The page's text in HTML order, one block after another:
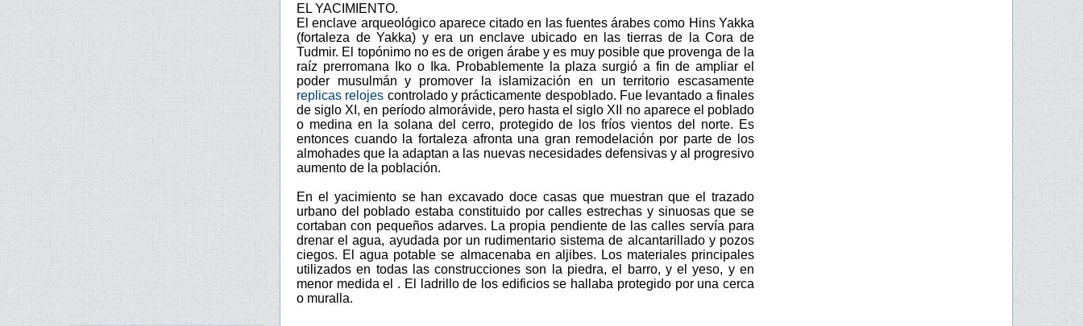
EL YACIMIENTO.
El enclave arqueológico aparece citado en las fuentes árabes como Hins Yakka
(fortaleza de Yakka) y era un enclave ubicado en las tierras de la Cora de
Tudmir. El topónimo no es de origen árabe y es muy posible que provenga de la
raíz prerromana Iko o Ika. Probablemente la plaza surgió a fin de ampliar el
poder musulmán y promover la islamización en un territorio escasamente
replicas relojes controlado y prácticamente despoblado. Fue levantado a finales
de siglo XI, en período almorávide, pero hasta el siglo XII no aparece el poblado
o medina en la solana del cerro, protegido de los fríos vientos del norte. Es
entonces cuando la fortaleza afronta una gran remodelación por parte de los
almohades que la adaptan a las nuevas necesidades defensivas y al progresivo
aumento de la población.
En el yacimiento se han excavado doce casas que muestran que el trazado
urbano del poblado estaba constituido por calles estrechas y sinuosas que se
cortaban con pequeños adarves. La propia pendiente de las calles servía para
drenar el agua, ayudada por un rudimentario sistema de alcantarillado y pozos
ciegos. El agua potable se almacenaba en aljibes. Los materiales principales
utilizados en todas las construcciones son la piedra, el barro, y el yeso, y en
menor medida el . El ladrillo de los edificios se hallaba protegido por una cerca
o muralla.